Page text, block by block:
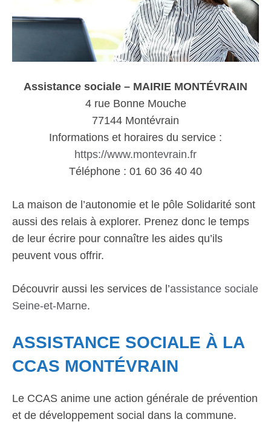
Assistance sociale – MAIRIE MONTÉVRAIN
4 rue Bonne Mouche
77144 Montévrain
Informations et horaires du service :
https://www.montevrain.fr
Téléphone : 01 60 36 40 40
La maison de l’autonomie et le pôle Solidarité sont
aussi des relais à explorer. Prenez donc le temps
de leur écrire pour connaître les aides qu’ils
peuvent vous offrir.
Découvrir aussi les services de l’assistance sociale
Seine-et-Marne.
ASSISTANCE SOCIALE À LA
CCAS MONTÉVRAIN
Le CCAS anime une action générale de prévention
et de développement social dans la commune.